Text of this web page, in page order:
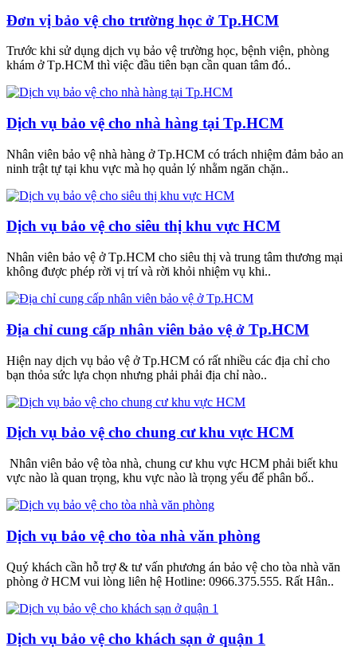
Đơn vị bảo vệ cho trường học ở Tp.HCM
Trước khi sử dụng dịch vụ bảo vệ trường học, bệnh viện, phòng
khám ở Tp.HCM thì việc đầu tiên bạn cần quan tâm đó..
Dịch vụ bảo vệ cho nhà hàng tại Tp.HCM
Nhân viên bảo vệ nhà hàng ở Tp.HCM có trách nhiệm đảm bảo an
ninh trật tự tại khu vực mà họ quản lý nhằm ngăn chặn..
Dịch vụ bảo vệ cho siêu thị khu vực HCM
Nhân viên bảo vệ ở Tp.HCM cho siêu thị và trung tâm thương mại
không được phép rời vị trí và rời khỏi nhiệm vụ khi..
Địa chỉ cung cấp nhân viên bảo vệ ở Tp.HCM
Hiện nay dịch vụ bảo vệ ở Tp.HCM có rất nhiều các địa chỉ cho
bạn thỏa sức lựa chọn nhưng phải phải địa chỉ nào..
Dịch vụ bảo vệ cho chung cư khu vực HCM
Nhân viên bảo vệ tòa nhà, chung cư khu vực HCM phải biết khu
vực nào là quan trọng, khu vực nào là trọng yếu để phân bố..
Dịch vụ bảo vệ cho tòa nhà văn phòng
Quý khách cần hỗ trợ & tư vấn phương án bảo vệ cho tòa nhà văn
phòng ở HCM vui lòng liên hệ Hotline: 0966.375.555. Rất Hân..
Dịch vụ bảo vệ cho khách sạn ở quận 1